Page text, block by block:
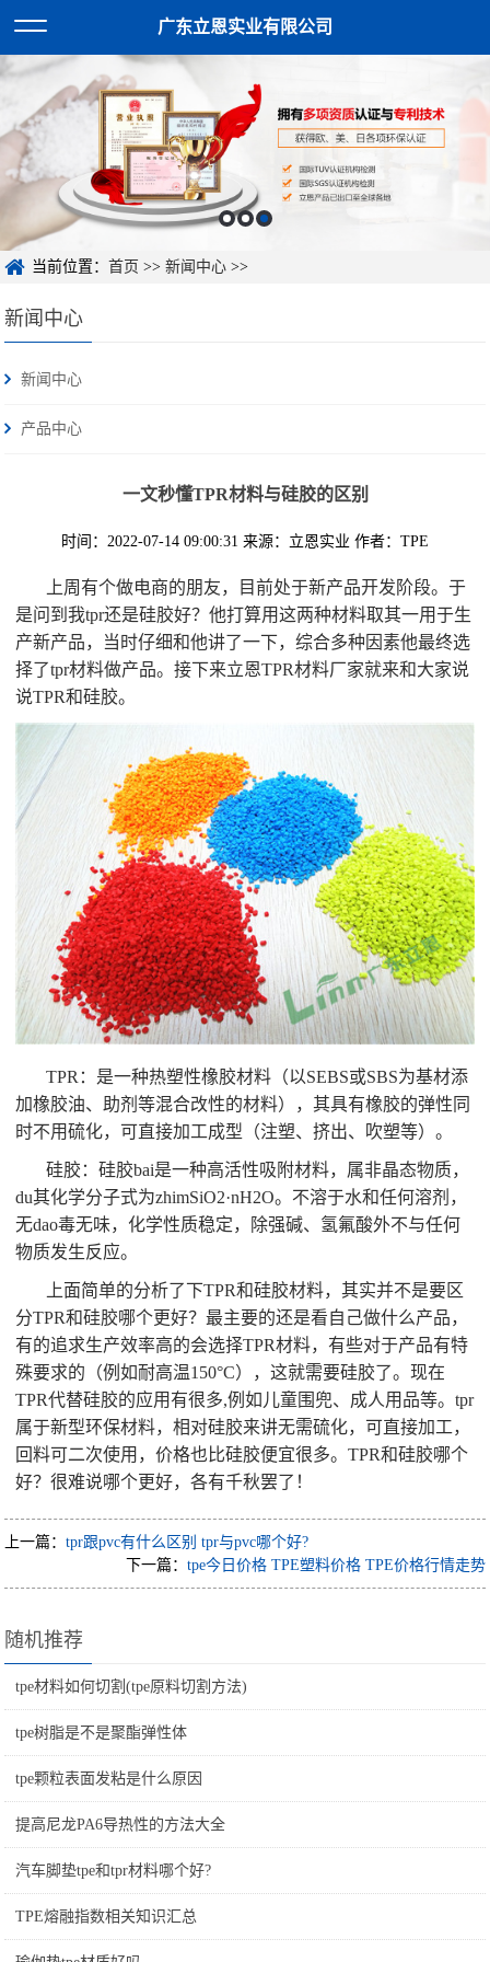
广东立恩实业有限公司
当前位置：首页 >>新闻中心 >>
新闻中心
新闻中心
产品中心
一文秒懂TPR材料与硅胶的区别
时间：2022-07-14 09:00:31 来源：立恩实业 作者：TPE
上周有个做电商的朋友，目前处于新产品开发阶段。于
是问到我tpr还是硅胶好？他打算用这两种材料取其一用于生
产新产品，当时仔细和他讲了一下，综合多种因素他最终选
择了tpr材料做产品。接下来立恩TPR材料厂家就来和大家说
说TPR和硅胶。
TPR：是一种热塑性橡胶材料（以SEBS或SBS为基材添
加橡胶油、助剂等混合改性的材料），其具有橡胶的弹性同
时不用硫化，可直接加工成型（注塑、挤出、吹塑等）。
硅胶：硅胶bai是一种高活性吸附材料，属非晶态物质，
du其化学分子式为zhimSiO2·nH2O。不溶于水和任何溶剂，
无dao毒无味，化学性质稳定，除强碱、氢氟酸外不与任何
物质发生反应。
上面简单的分析了下TPR和硅胶材料，其实并不是要区
分TPR和硅胶哪个更好？最主要的还是看自己做什么产品，
有的追求生产效率高的会选择TPR材料，有些对于产品有特
殊要求的（例如耐高温150°C），这就需要硅胶了。现在
TPR代替硅胶的应用有很多,例如儿童围兜、成人用品等。tpr
属于新型环保材料，相对硅胶来讲无需硫化，可直接加工，
回料可二次使用，价格也比硅胶便宜很多。TPR和硅胶哪个
好？很难说哪个更好，各有千秋罢了！
上一篇：tpr跟pvc有什么区别 tpr与pvc哪个好?
下一篇： tpe今日价格 TPE塑料价格 TPE价格行情走势
随机推荐
tpe材料如何切割(tpe原料切割方法)
tpe树脂是不是聚酯弹性体
tpe颗粒表面发粘是什么原因
提高尼龙PA6导热性的方法大全
汽车脚垫tpe和tpr材料哪个好?
TPE熔融指数相关知识汇总